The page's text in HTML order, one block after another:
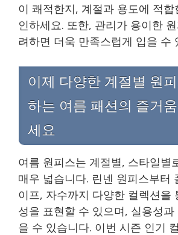
이 쾌적한지, 계절과 용도에 적
인하세요. 또한, 관리가 용이한
려하면 더욱 만족스럽게 입을 수
이제 다양한 계절별 원
하는 여름 패션의 즐거
세요
여름 원피스는 계절별, 스타일별
매우 넓습니다. 린넨 원피스부터
이프, 자수까지 다양한 컬렉션을
성을 표현할 수 있으며, 실용성
을 수 있습니다. 이번 시즌 인기